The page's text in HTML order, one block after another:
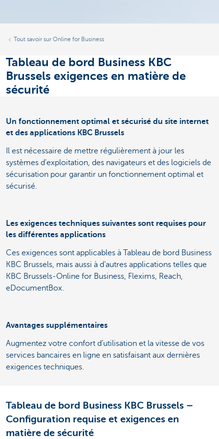
Tout savoir sur Online for Business
Tableau de bord Business KBC
Brussels exigences en matière de
sécurité
Un fonctionnement optimal et sécurisé du site internet
et des applications KBC Brussels
Il est nécessaire de mettre régulièrement à jour les
systèmes d’exploitation, des navigateurs et des logiciels de
sécurisation pour garantir un fonctionnement optimal et
sécurisé.
Les exigences techniques suivantes sont requises pour
les différentes applications
Ces exigences sont applicables à Tableau de bord Business
KBC Brussels, mais aussi à d’autres applications telles que
KBC Brussels-Online for Business, Flexims, Reach,
eDocumentBox.
Avantages supplémentaires
Augmentez votre confort d’utilisation et la vitesse de vos
services bancaires en ligne en satisfaisant aux dernières
exigences techniques.
Tableau de bord Business KBC Brussels –
Configuration requise et exigences en
matière de sécurité